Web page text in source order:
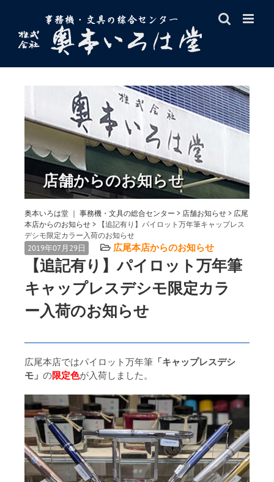
content
店舗からのお知らせ
奥本いろは堂 ｜ 事務機・文具の総合センター > 店舗お知らせ > 広尾
本店からのお知らせ >
【追記有り】パイロット万年筆キャップレス
デシモ限定カラー入荷のお知らせ
2019年07月29日 広尾本店からのお知らせ
【追記有り】パイロット万年筆
キャップレスデシモ限定カラ
ー入荷のお知らせ
広尾本店ではパイロット万年筆 「キャップレスデシ
モ」 の限定色が入荷しました。